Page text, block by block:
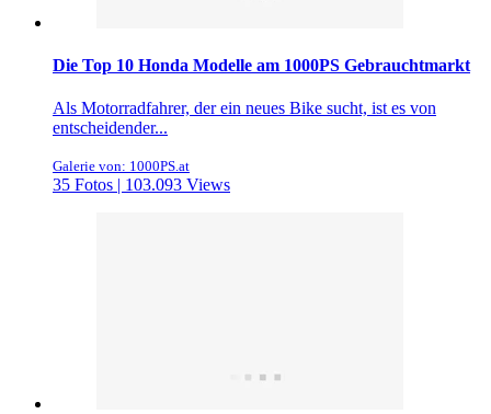
Die Top 10 Honda Modelle am 1000PS Gebrauchtmarkt
Als Motorradfahrer, der ein neues Bike sucht, ist es von
entscheidender...
Galerie von: 1000PS.at
35 Fotos | 103.093 Views